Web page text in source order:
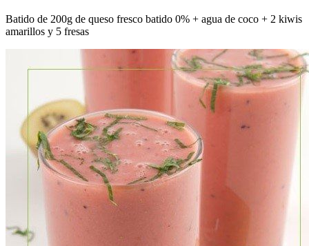
Batido de 200g de queso fresco batido 0% + agua de coco + 2 kiwis
amarillos y 5 fresas